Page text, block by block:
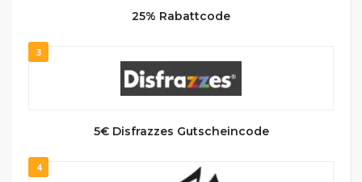
25% Rabattcode
3
5€ Disfrazzes Gutscheincode
4